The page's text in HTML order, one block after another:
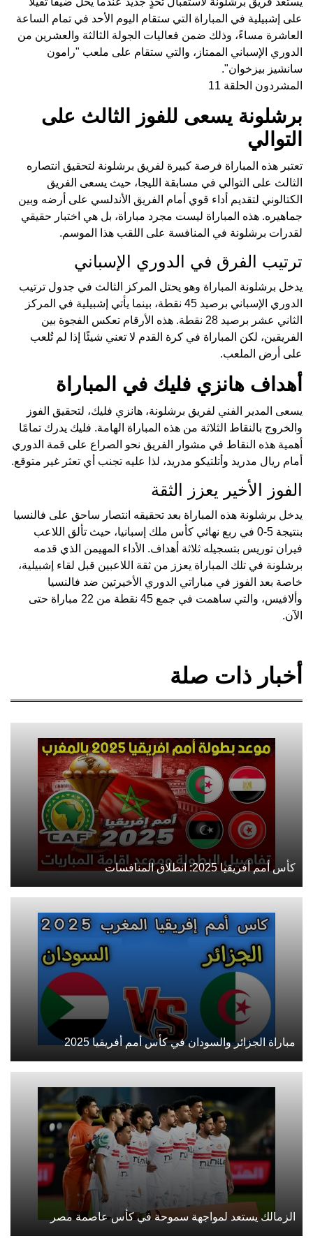
على إشبيلية في المباراة التي ستقام اليوم الأحد في تمام الساعة
العاشرة مساءً، وذلك ضمن فعاليات الجولة الثالثة والعشرين من
الدوري الإسباني الممتاز، والتي ستقام على ملعب "رامون
سانشيز بيزخوان".
المشردون الحلقة 11
برشلونة يسعى للفوز الثالث على
التوالي
تعتبر هذه المباراة فرصة كبيرة لفريق برشلونة لتحقيق انتصاره
الثالث على التوالي في مسابقة الليجا، حيث يسعى الفريق
الكتالوني لتقديم أداء قوي أمام الفريق الأندلسي على أرضه وبين
جماهيره. هذه المباراة ليست مجرد مباراة، بل هي اختبار حقيقي
لقدرات برشلونة في المنافسة على اللقب هذا الموسم.
ترتيب الفرق في الدوري الإسباني
يدخل برشلونة المباراة وهو يحتل المركز الثالث في جدول ترتيب
الدوري الإسباني برصيد 45 نقطة، بينما يأتي إشبيلية في المركز
الثاني عشر برصيد 28 نقطة. هذه الأرقام تعكس الفجوة بين
الفريقين، لكن المباراة في كرة القدم لا تعني شيئًا إذا لم تُلعب
على أرض الملعب.
أهداف هانزي فليك في المباراة
يسعى المدير الفني لفريق برشلونة، هانزي فليك، لتحقيق الفوز
والخروج بالنقاط الثلاثة من هذه المباراة الهامة. فليك يدرك تمامًا
أهمية هذه النقاط في مشوار الفريق نحو الصراع على قمة الدوري
أمام ريال مدريد وأتلتيكو مدريد، لذا عليه تجنب أي تعثر غير متوقع.
الفوز الأخير يعزز الثقة
يدخل برشلونة هذه المباراة بعد تحقيقه انتصار ساحق على فالنسيا
بنتيجة 5-0 في ربع نهائي كأس ملك إسبانيا، حيث تألق اللاعب
فيران توريس بتسجيله ثلاثة أهداف. الأداء المهيمن الذي قدمه
برشلونة في تلك المباراة يعزز من ثقة اللاعبين قبل لقاء إشبيلية،
خاصة بعد الفوز في مباراتي الدوري الأخيرتين ضد فالنسيا
وألافيس، والتي ساهمت في جمع 45 نقطة من 22 مباراة حتى
الآن.
أخبار ذات صلة
كأس أمم أفريقيا 2025: انطلاق المنافسات
مباراة الجزائر والسودان في كأس أمم أفريقيا 2025
الزمالك يستعد لمواجهة سموحة في كأس عاصمة مصر